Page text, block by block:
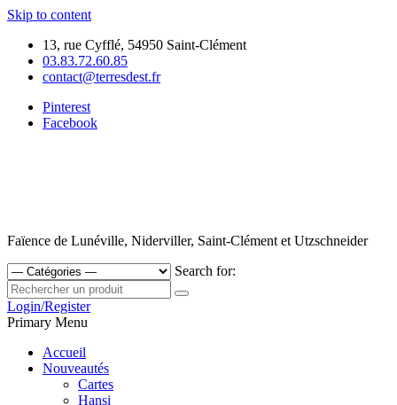
Skip to content
13, rue Cyfflé, 54950 Saint-Clément
03.83.72.60.85
contact@terresdest.fr
Pinterest
Facebook
Faïence de Lunéville, Niderviller, Saint-Clément et Utzschneider
Search for:
Login/Register
Primary Menu
Accueil
Nouveautés
Cartes
Hansi